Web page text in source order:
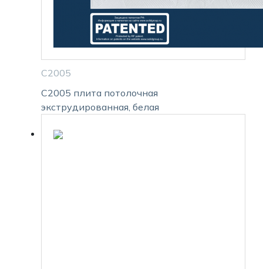
С2005
С2005 плита потолочная
экструдированная, белая